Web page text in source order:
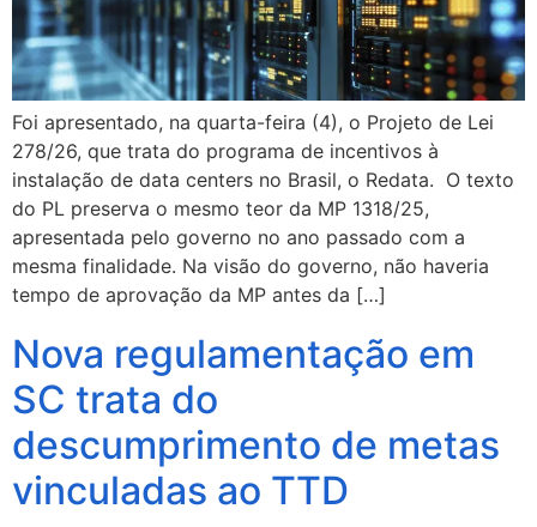
Foi apresentado, na quarta-feira (4), o Projeto de Lei
278/26, que trata do programa de incentivos à
instalação de data centers no Brasil, o Redata. O texto
do PL preserva o mesmo teor da MP 1318/25,
apresentada pelo governo no ano passado com a
mesma finalidade. Na visão do governo, não haveria
tempo de aprovação da MP antes da […]
Nova regulamentação em
SC trata do
descumprimento de metas
vinculadas ao TTD